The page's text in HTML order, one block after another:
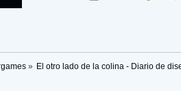
» El otro lado de la colina - Diario de